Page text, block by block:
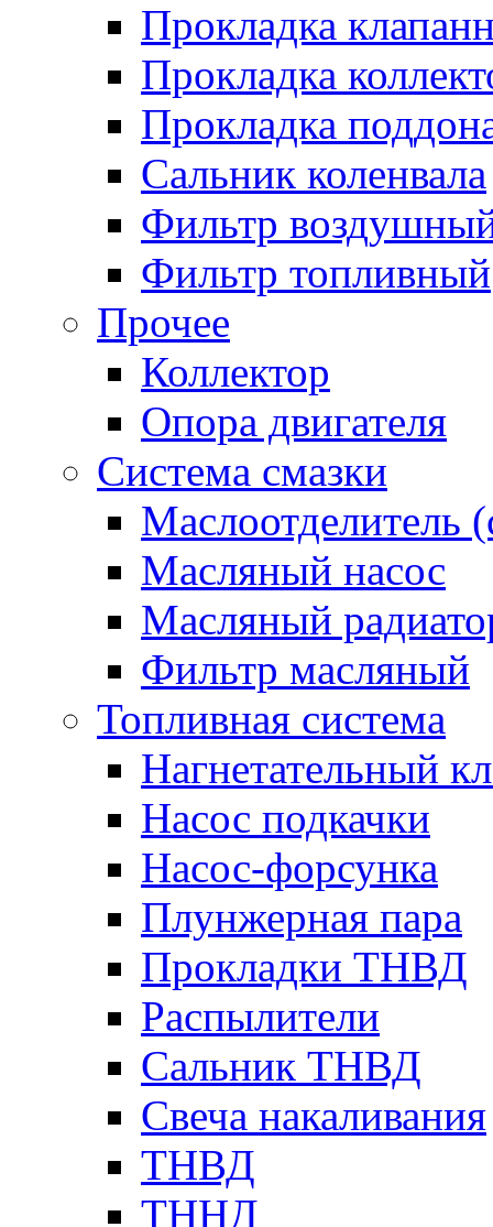
Прокладка
Прокладка
Прокладка
Сальник коленвала
Фильтр
Фильтр топливный
Прочее
Коллектор
Опора двигателя
Система смазки
Маслоотделитель
Масляный насос
Масляный
Фильтр масляный
Топливная система
Нагнетательный
Насос подкачки
Насос-форсунка
Плунжерная пара
Прокладки ТНВД
Распылители
Сальник ТНВД
Свеча накаливания
ТНВД
ТННД